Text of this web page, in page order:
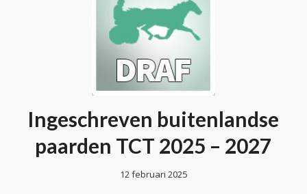
Ingeschreven buitenlandse
paarden TCT 2025 – 2027
12 februari 2025